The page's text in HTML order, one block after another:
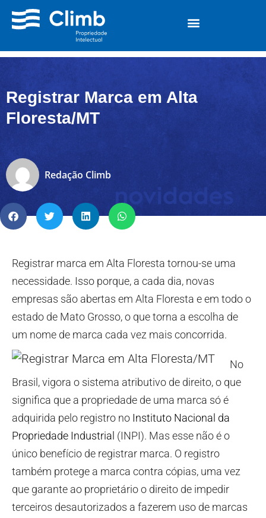
Registrar Marca em Alta
Floresta/MT
Redação Climb
Registrar marca em Alta Floresta tornou-se uma
necessidade. Isso porque, a cada dia, novas
empresas são abertas em Alta Floresta e em todo o
estado de Mato Grosso, o que torna a escolha de
um nome de marca cada vez mais concorrida.
No
Brasil, vigora o sistema atributivo de direito, o que
significa que a propriedade de uma marca só é
adquirida pelo registro no Instituto Nacional da
Propriedade Industrial (INPI). Mas esse não é o
único benefício de registrar marca. O registro
também protege a marca contra cópias, uma vez
que garante ao proprietário o direito de impedir
terceiros desautorizados a fazerem uso de marcas